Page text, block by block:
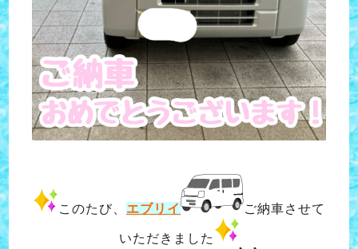
このたび、 エブリイ ご納車させて
いただきました